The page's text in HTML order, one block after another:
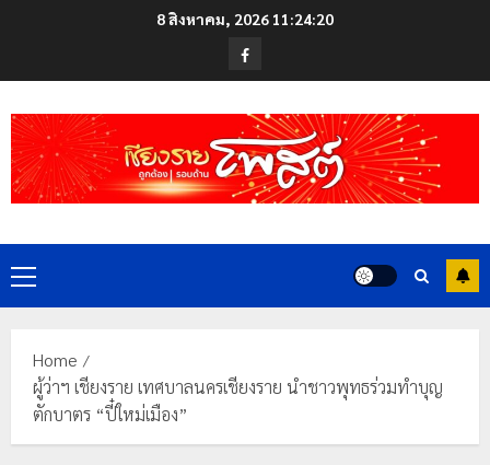
8 สิงหาคม, 2026 11:24:21
Facebook
Primary
Menu
Home
ผู้ว่าฯ เชียงราย เทศบาลนครเชียงราย นำชาวพุทธร่วมทำบุญ
ตักบาตร “ปี๋ใหม่เมือง”